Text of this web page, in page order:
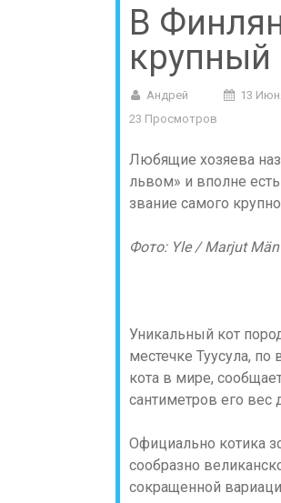
В
крупный
Андрей 13
23 Просмотров
Любящие хозяева
львом» и вполне
звание самого
Фото: Yle / Marjut
Уникальный кот
местечке Туусула,
кота в мире,
сантиметров его вес
Официально котика
сообразно
сокращенной